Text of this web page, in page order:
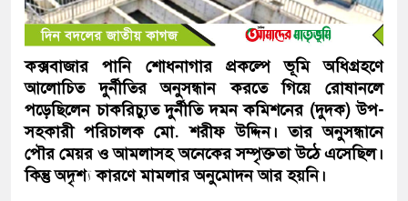
কক্সবাজার পানি শোধনাগার প্রকল্পে ভূমি অধিগ্রহণে
আলোচিত দুর্নীতির অনুসন্ধান করতে গিয়ে রোষানলে
পড়েছিলেন চাকরিচ্যুত দুর্নীতি দমন কমিশনের (দুদক) উপ-
সহকারী পরিচালক মো. শরীফ উদ্দিন। তার অনুসন্ধানে
পৌর মেয়র ও আমলাসহ অনেকের সম্পৃক্ততা উঠে এসেছিল।
কিন্তু অদৃশ্য কারণে মামলার অনুমোদন আর হয়নি।